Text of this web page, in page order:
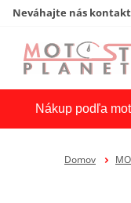
Neváhajte nás
Nákup podľa
Domov